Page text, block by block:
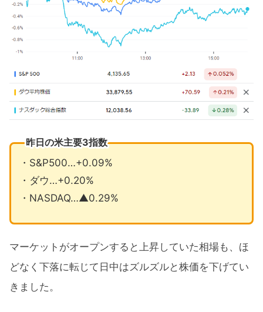
昨日の米主要3指数
・S&P500…+0.09%
・ダウ…+0.20%
・NASDAQ…▲0.29%
マーケットがオープンすると上昇していた相場も、ほ
どなく下落に転じて日中はズルズルと株価を下げてい
きました。